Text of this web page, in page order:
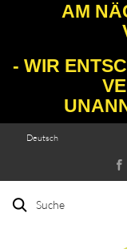
AM
- WIR
Deutsch
Suche